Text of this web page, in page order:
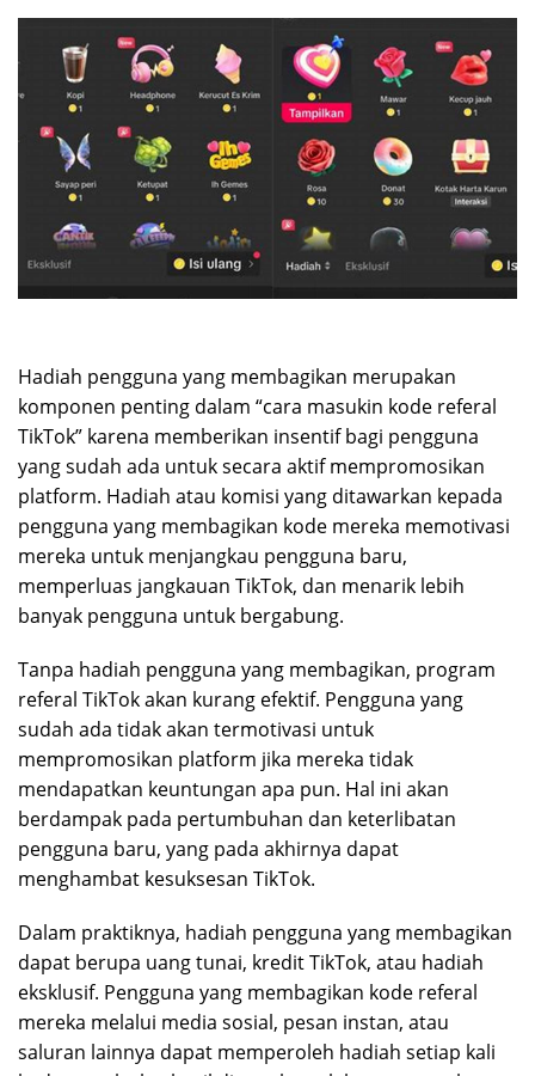
Hadiah pengguna yang membagikan merupakan
komponen penting dalam “cara masukin kode referal
TikTok” karena memberikan insentif bagi pengguna
yang sudah ada untuk secara aktif mempromosikan
platform. Hadiah atau komisi yang ditawarkan kepada
pengguna yang membagikan kode mereka memotivasi
mereka untuk menjangkau pengguna baru,
memperluas jangkauan TikTok, dan menarik lebih
banyak pengguna untuk bergabung.
Tanpa hadiah pengguna yang membagikan, program
referal TikTok akan kurang efektif. Pengguna yang
sudah ada tidak akan termotivasi untuk
mempromosikan platform jika mereka tidak
mendapatkan keuntungan apa pun. Hal ini akan
berdampak pada pertumbuhan dan keterlibatan
pengguna baru, yang pada akhirnya dapat
menghambat kesuksesan TikTok.
Dalam praktiknya, hadiah pengguna yang membagikan
dapat berupa uang tunai, kredit TikTok, atau hadiah
eksklusif. Pengguna yang membagikan kode referal
mereka melalui media sosial, pesan instan, atau
saluran lainnya dapat memperoleh hadiah setiap kali